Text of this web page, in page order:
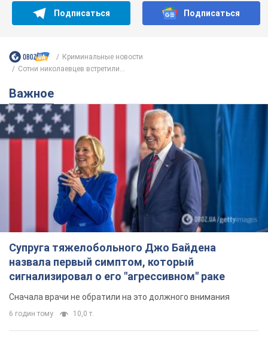
Подписаться Подписаться
Криминальные новости
Сотни николаевцев встретили...
Важное
Супруга тяжелобольного Джо Байдена
назвала первый симптом, который
сигнализировал о его "агрессивном" раке
Сначала врачи не обратили на это должного внимания
6 годин тому 10,0 т.